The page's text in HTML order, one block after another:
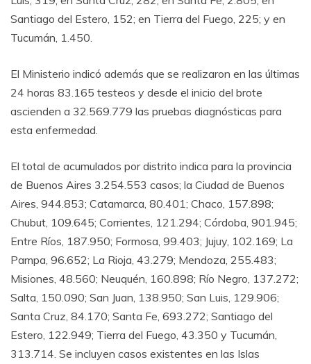
Santiago del Estero, 152; en Tierra del Fuego, 225; y en
Tucumán, 1.450.
El Ministerio indicó además que se realizaron en las últimas
24 horas 83.165 testeos y desde el inicio del brote
ascienden a 32.569.779 las pruebas diagnósticas para
esta enfermedad.
El total de acumulados por distrito indica para la provincia
de Buenos Aires 3.254.553 casos; la Ciudad de Buenos
Aires, 944.853; Catamarca, 80.401; Chaco, 157.898;
Chubut, 109.645; Corrientes, 121.294; Córdoba, 901.945;
Entre Ríos, 187.950; Formosa, 99.403; Jujuy, 102.169; La
Pampa, 96.652; La Rioja, 43.279; Mendoza, 255.483;
Misiones, 48.560; Neuquén, 160.898; Río Negro, 137.272;
Salta, 150.090; San Juan, 138.950; San Luis, 129.906;
Santa Cruz, 84.170; Santa Fe, 693.272; Santiago del
Estero, 122.949; Tierra del Fuego, 43.350 y Tucumán,
313.714. Se incluyen casos existentes en las Islas